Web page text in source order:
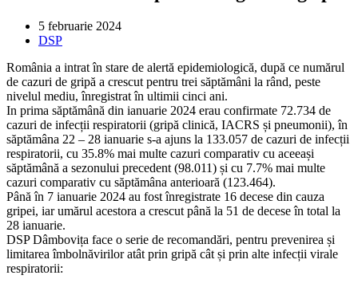
Post
published:
5 februarie 2024
Post
DSP
România a intrat în stare de alertă epidemiologică, după ce numărul
de cazuri de gripă a crescut pentru trei săptămâni la rând, peste
nivelul mediu, înregistrat în ultimii cinci ani.
In prima săptămână din ianuarie 2024 erau confirmate 72.734 de
cazuri de infecții respiratorii (gripă clinică, IACRS și pneumonii), în
săptămâna 22 – 28 ianuarie s-a ajuns la 133.057 de cazuri de infecții
respiratorii, cu 35.8% mai multe cazuri comparativ cu aceeași
săptămână a sezonului precedent (98.011) și cu 7.7% mai multe
cazuri comparativ cu săptămâna anterioară (123.464).
Până în 7 ianuarie 2024 au fost înregistrate 16 decese din cauza
gripei, iar umărul acestora a crescut până la 51 de decese în total la
28 ianuarie.
DSP Dâmbovița face o serie de recomandări, pentru prevenirea și
limitarea îmbolnăvirilor atât prin gripă cât și prin alte infecții virale
respiratorii: